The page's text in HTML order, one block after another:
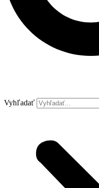
Vyhľadať